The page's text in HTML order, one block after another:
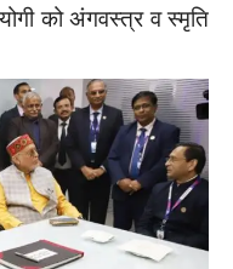
को अंगवस्त्र व स्मृति